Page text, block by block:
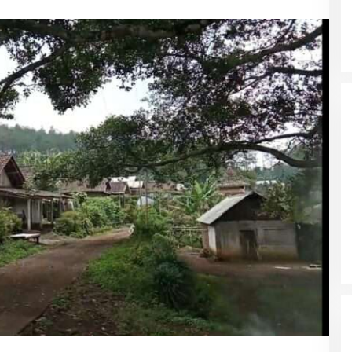
Masyarakat Tidak Panic Buying
Jelang Lebaran
Polres Ngawi Ungkap Peredaran
Okerbaya Amankan 2 Tersangka